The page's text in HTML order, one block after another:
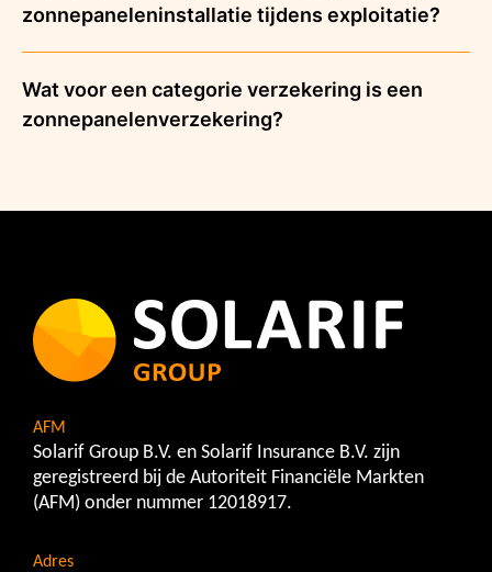
zonnepaneleninstallatie tijdens exploitatie?
Wat voor een categorie verzekering is een
zonnepanelenverzekering?
AFM
Solarif Group B.V. en Solarif Insurance B.V. zijn
geregistreerd bij de Autoriteit Financiële Markten
(AFM) onder nummer 12018917.
Adres